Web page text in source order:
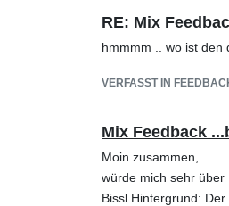
RE: Mix
hmmmm .. wo ist den
VERFASST IN
Mix Feedback
Moin zusammen,
würde mich sehr über
Bissl Hintergrund: